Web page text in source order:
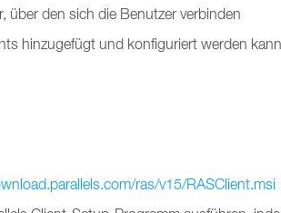
über den sich die Benutzer verbinden
hinzugefügt und konfiguriert werden
ras/v15/RASClient.msi